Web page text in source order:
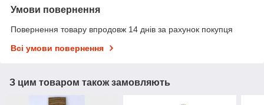
Умови повернення
Повернення товару впродовж 14 днів за рахунок покупця
Всі умови повернення
З цим товаром також замовляють